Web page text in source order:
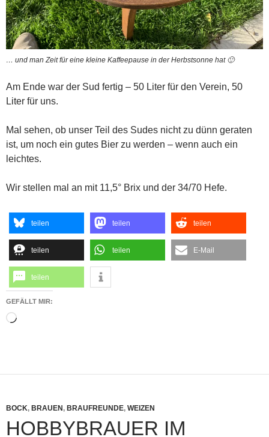
… und man Zeit für eine kleine Kaffeepause in der Herbstsonne hat 🙂
Am Ende war der Sud fertig – 50 Liter für den Verein, 50
Liter für uns.
Mal sehen, ob unser Teil des Sudes nicht zu dünn geraten
ist, um noch ein gutes Bier zu werden – wenn auch ein
leichtes.
Wir stellen mal an mit 11,5° Brix und der 34/70 Hefe.
teilen teilen teilen
teilen teilen E-Mail
teilen
GEFÄLLT MIR:
Wird
BOCK, BRAUEN , BRAUFREUNDE, WEIZEN
HOBBYBRAUER IM